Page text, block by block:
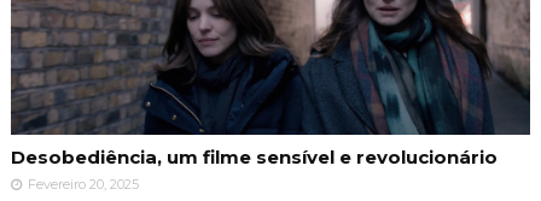
Desobediência, um filme sensível e revolucionário
Fevereiro 20, 2025